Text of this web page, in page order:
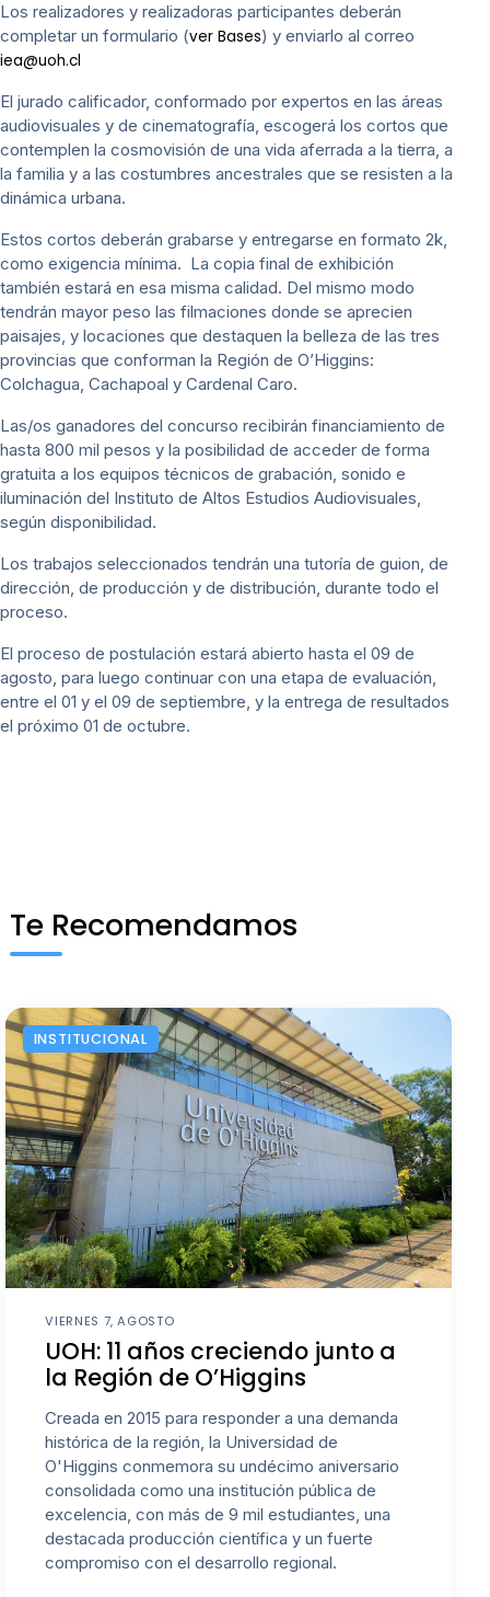
Los realizadores y realizadoras participantes deberán
completar un formulario (ver Bases) y enviarlo al correo
iea@uoh.cl
El jurado calificador, conformado por expertos en las áreas
audiovisuales y de cinematografía, escogerá los cortos que
contemplen la cosmovisión de una vida aferrada a la tierra, a
la familia y a las costumbres ancestrales que se resisten a la
dinámica urbana.
Estos cortos deberán grabarse y entregarse en formato 2k,
como exigencia mínima. La copia final de exhibición
también estará en esa misma calidad. Del mismo modo
tendrán mayor peso las filmaciones donde se aprecien
paisajes, y locaciones que destaquen la belleza de las tres
provincias que conforman la Región de O’Higgins:
Colchagua, Cachapoal y Cardenal Caro.
Las/os ganadores del concurso recibirán financiamiento de
hasta 800 mil pesos y la posibilidad de acceder de forma
gratuita a los equipos técnicos de grabación, sonido e
iluminación del Instituto de Altos Estudios Audiovisuales,
según disponibilidad.
Los trabajos seleccionados tendrán una tutoría de guion, de
dirección, de producción y de distribución, durante todo el
proceso.
El proceso de postulación estará abierto hasta el 09 de
agosto, para luego continuar con una etapa de evaluación,
entre el 01 y el 09 de septiembre, y la entrega de resultados
el próximo 01 de octubre.
Te Recomendamos
INSTITUCIONAL
VIERNES 7, AGOSTO
UOH: 11 años creciendo junto a
la Región de O’Higgins
Creada en 2015 para responder a una demanda
histórica de la región, la Universidad de
O'Higgins conmemora su undécimo aniversario
consolidada como una institución pública de
excelencia, con más de 9 mil estudiantes, una
destacada producción científica y un fuerte
compromiso con el desarrollo regional.